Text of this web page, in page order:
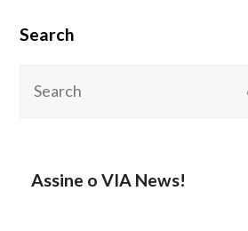
Search
Assine o VIA News!